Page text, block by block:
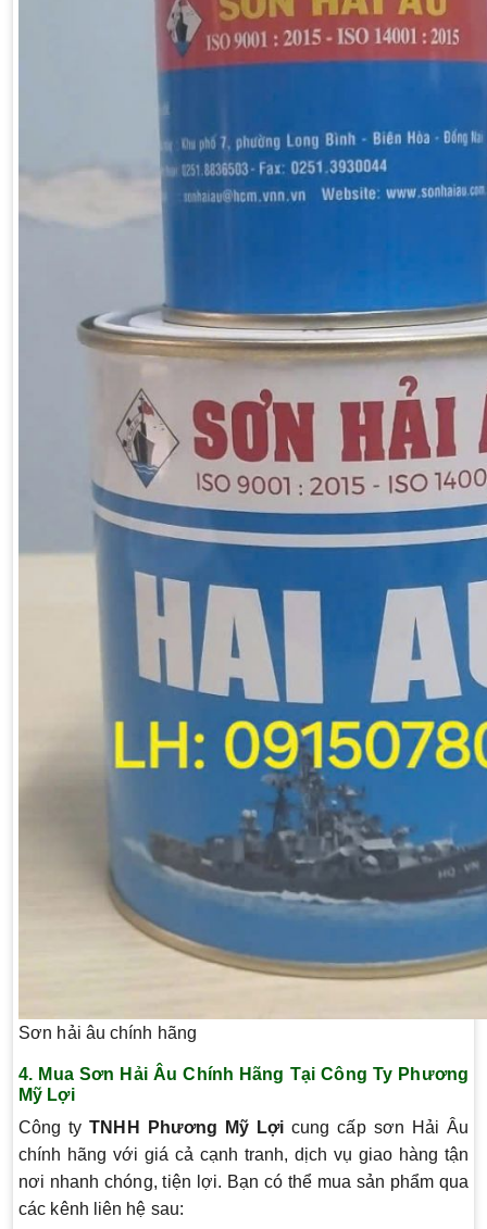
Sơn hải âu chính hãng
4. Mua Sơn Hải Âu Chính Hãng Tại Công Ty Phương
Mỹ Lợi
Công tyTNHH Phương Mỹ Lợi cung cấp sơn Hải Âu
chính hãng với giá cả cạnh tranh, dịch vụ giao hàng tận
nơi nhanh chóng, tiện lợi. Bạn có thể mua sản phẩm qua
các kênh liên hệ sau: